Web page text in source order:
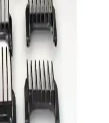
tasarımı, ComfortCut
kuru hem ıslak kullanım
ile günlük ve seyahat
Tıraş Makineleri
Kullanıcı Tercihleri
dayanıklılık, kullanım
farklı avantajlar sunar. Hangi
belirlemek için detaylı